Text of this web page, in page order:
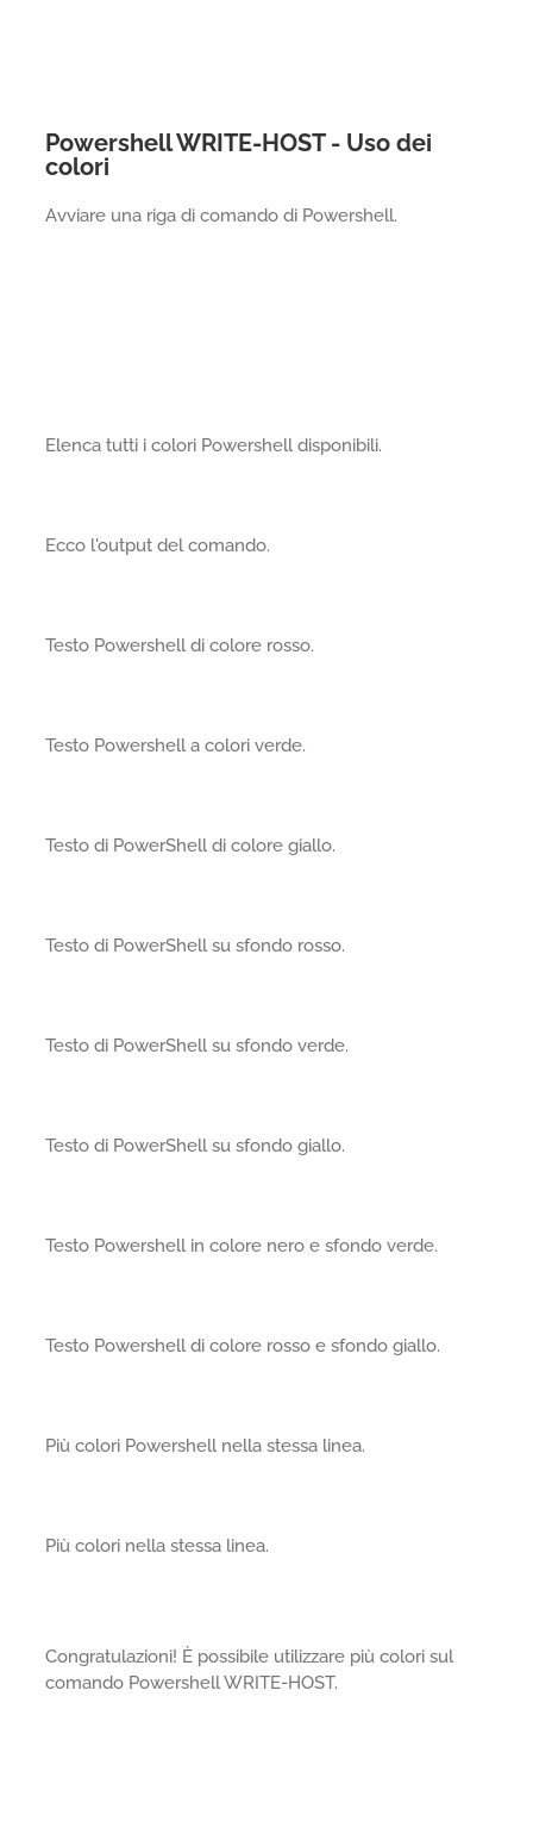
Powershell WRITE-HOST - Uso dei
colori
Avviare una riga di comando di Powershell.
Elenca tutti i colori Powershell disponibili.
Ecco l'output del comando.
Testo Powershell di colore rosso.
Testo Powershell a colori verde.
Testo di PowerShell di colore giallo.
Testo di PowerShell su sfondo rosso.
Testo di PowerShell su sfondo verde.
Testo di PowerShell su sfondo giallo.
Testo Powershell in colore nero e sfondo verde.
Testo Powershell di colore rosso e sfondo giallo.
Più colori Powershell nella stessa linea.
Più colori nella stessa linea.
Congratulazioni! È possibile utilizzare più colori sul
comando Powershell WRITE-HOST.